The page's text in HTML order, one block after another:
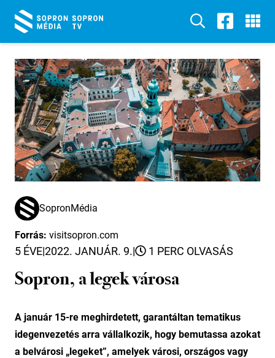
SopronMédia
Forrás: visitsopron.com
5 ÉVE|2022. JANUÁR. 9.| 1 PERC OLVASÁS
Sopron, a legek városa
A január 15-re meghirdetett, garantáltan tematikus
idegenvezetés arra vállalkozik, hogy bemutassa azokat
a belvárosi „legeket”, amelyek városi, országos vagy